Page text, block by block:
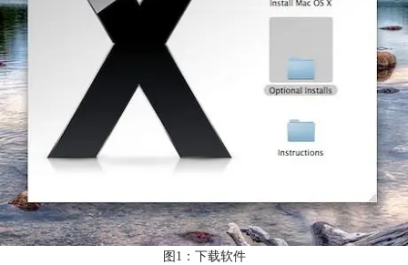
图1：下载软件